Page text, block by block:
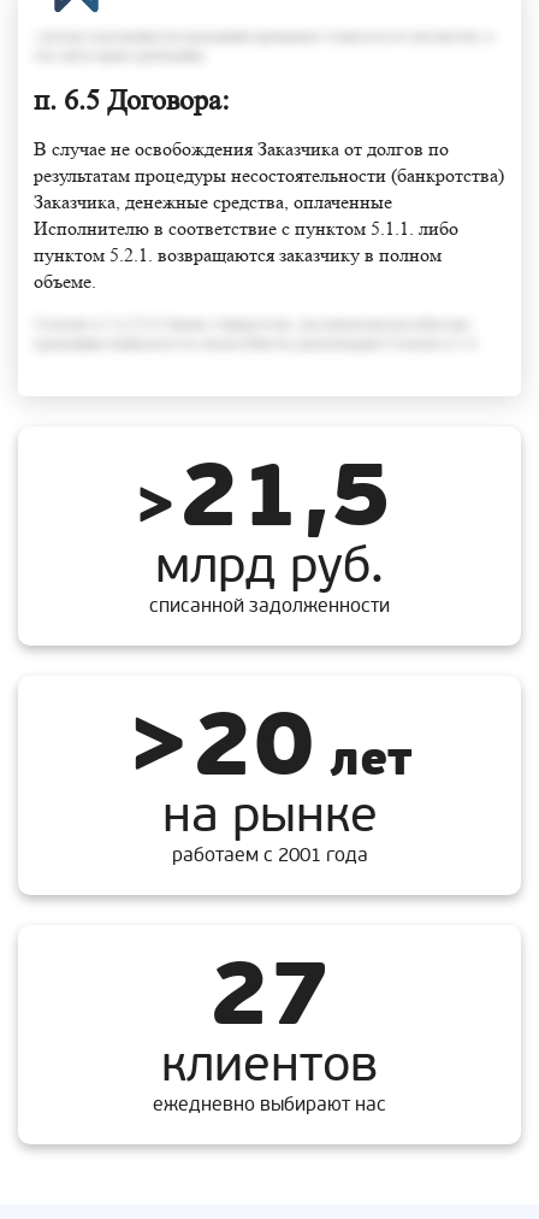
п. 6.5 Договора:
В случае не освобождения Заказчика от долгов по
результатам процедуры несостоятельности (банкротства)
Заказчика, денежные средства, оплаченные
Исполнителю в соответствие с пунктом 5.1.1. либо
пунктом 5.2.1. возвращаются заказчику в полном
объеме.
>21,5
млрд руб.
списанной задолженности
>20лет
на рынке
работаем с 2001 года
27
клиентов
ежедневно выбирают нас